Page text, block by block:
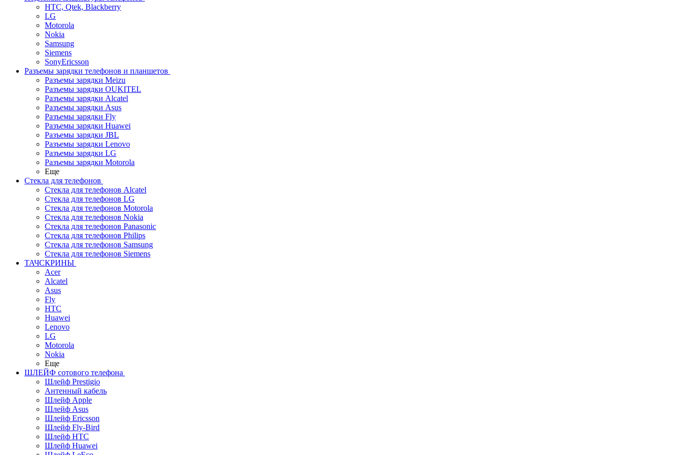
HTC, Qtek, Blackberry
LG
Motorola
Nokia
Samsung
Siemens
SonyEricsson
Разъемы зарядки телефонов и планшетов
Разъемы зарядки Meizu
Разъемы зарядки OUKITEL
Разъемы зарядки Alcatel
Разъемы зарядки Asus
Разъемы зарядки Fly
Разъемы зарядки Huawei
Разъемы зарядки JBL
Разъемы зарядки Lenovo
Разъемы зарядки LG
Разъемы зарядки Motorola
Еще
Стекла для телефонов
Стекла для телефонов Alcatel
Стекла для телефонов LG
Стекла для телефонов Motorola
Стекла для телефонов Nokia
Стекла для телефонов Panasonic
Стекла для телефонов Philips
Стекла для телефонов Samsung
Стекла для телефонов Siemens
ТАЧСКРИНЫ
Acer
Alcatel
Asus
Fly
HTC
Huawei
Lenovo
LG
Motorola
Nokia
Еще
ШЛЕЙФ сотового телефона
Шлейф Prestigio
Антенный кабель
Шлейф Apple
Шлейф Asus
Шлейф Ericsson
Шлейф Fly-Bird
Шлейф HTC
Шлейф Huawei